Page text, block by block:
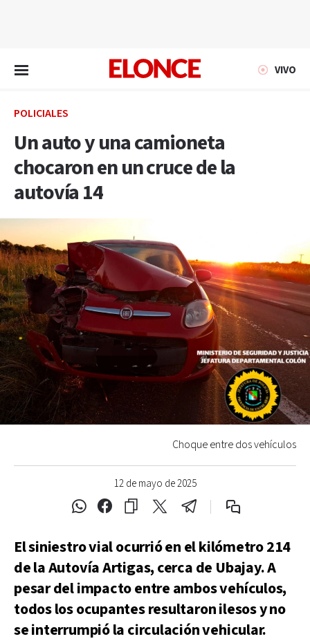
VIVO
POLICIALES
Un auto y una camioneta
chocaron en un cruce de la
autovía 14
12 de mayo de 2025
Choque entre dos vehículos
El siniestro vial ocurrió en el kilómetro 214
de la Autovía Artigas, cerca de Ubajay. A
pesar del impacto entre ambos vehículos,
todos los ocupantes resultaron ilesos y no
se interrumpió la circulación vehicular.